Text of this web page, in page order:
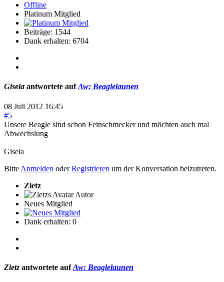
Offline
Platinum Mitglied
Beiträge: 1544
Dank erhalten: 6704
Gisela antwortete aufAw: Beaglelaunen
08 Juli 2012 16:45
#5
Unsere Beagle sind schon Feinschmecker und möchten auch mal
Abwechslung
Gisela
Bitte Anmelden oderRegistrieren um der Konversation beizutreten.
Zietz
Autor
Neues Mitglied
Dank erhalten: 0
Zietz antwortete aufAw: Beaglelaunen